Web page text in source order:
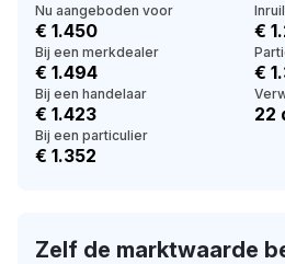
Nu aangeboden voor
€ 1.450
Bij een merkdealer
€ 1.494
Bij een handelaar
€ 1.423
Bij een particulier
€ 1.352
€
€
22
Zelf de marktwaarde